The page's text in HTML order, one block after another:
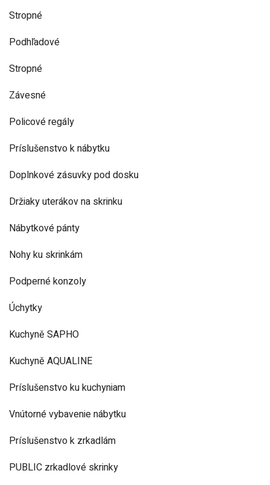
Stropné
Podhľadové
Stropné
Závesné
Policové regály
Príslušenstvo k nábytku
Doplnkové zásuvky pod dosku
Držiaky uterákov na skrinku
Nábytkové pánty
Nohy ku skrinkám
Podperné konzoly
Úchytky
Kuchyně SAPHO
Kuchyně AQUALINE
Príslušenstvo ku kuchyniam
Vnútorné vybavenie nábytku
Príslušenstvo k zrkadlám
PUBLIC zrkadlové skrinky